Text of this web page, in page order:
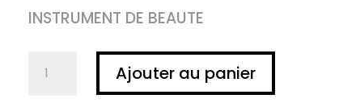
INSTRUMENT DE BEAUTE
Ajouter au panier